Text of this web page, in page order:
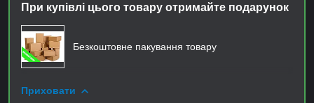
При купівлі цього товару отримайте подарунок
Безкоштовне пакування товару
Приховати